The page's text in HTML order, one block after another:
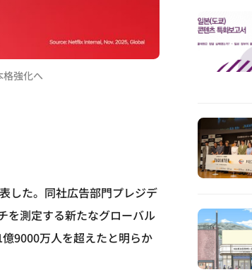
強化へ
した。同社広告部門プレジデ
を測定する新たなグローバル
9000万人を超えたと明らか